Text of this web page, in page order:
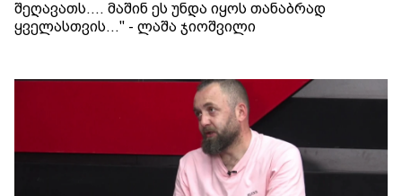
შეღავათს.... მაშინ ეს უნდა იყოს თანაბრად
ყველასთვის..." - ლაშა ჯიოშვილი